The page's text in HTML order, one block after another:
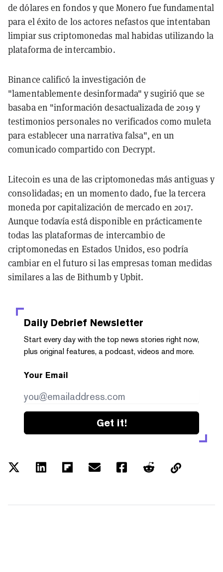
de dólares en fondos y que Monero fue fundamental
para el éxito de los actores nefastos que intentaban
limpiar sus criptomonedas mal habidas utilizando la
plataforma de intercambio.
Binance calificó la investigación de
"lamentablemente desinformada" y sugirió que se
basaba en "información desactualizada de 2019 y
testimonios personales no verificados como muleta
para establecer una narrativa falsa", en un
comunicado compartido con Decrypt.
Litecoin es una de las criptomonedas más antiguas y
consolidadas; en un momento dado, fue la tercera
moneda por capitalización de mercado en 2017.
Aunque todavía está disponible en prácticamente
todas las plataformas de intercambio de
criptomonedas en Estados Unidos, eso podría
cambiar en el futuro si las empresas toman medidas
similares a las de Bithumb y Upbit.
Daily Debrief Newsletter
Start every day with the top news stories right now,
plus original features, a podcast, videos and more.
Your Email
Get it!